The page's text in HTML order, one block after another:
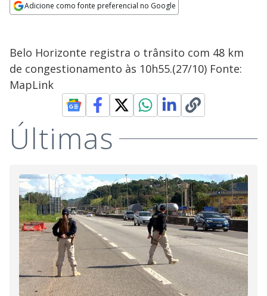
Adicione como fonte preferencial no Google
Belo Horizonte registra o trânsito com 48 km
de congestionamento às 10h55.(27/10) Fonte:
MapLink
Últimas